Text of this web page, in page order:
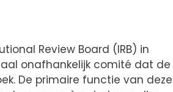
Review Board (IRB) in
onafhankelijk comité dat de
De primaire functie van deze